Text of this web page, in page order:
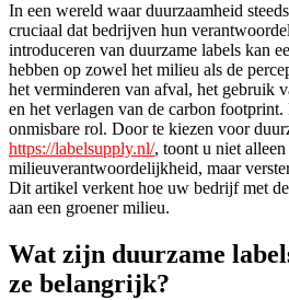
In een wereld waar duurzaamheid
cruciaal dat bedrijven hun
introduceren van duurzame labels kan
hebben op zowel het milieu als de
het verminderen van afval, het gebruik
en het verlagen van de carbon
onmisbare rol. Door te kiezen voor
https://labelsupply.nl/, toont u niet alleen
milieuverantwoordelijkheid, maar
Dit artikel verkent hoe uw bedrijf met
aan een groener milieu.
Wat zijn duurzame
ze belangrijk?